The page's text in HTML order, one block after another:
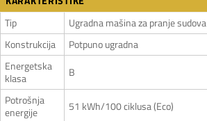
Tip
Ugradna mašina za pranje sudova
Konstrukcija
Potpuno ugradna
Energetska
klasa
B
Potrošnja
energije
51 kWh/100 ciklusa (Eco)